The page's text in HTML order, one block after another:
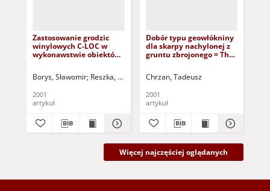
Zastosowanie grodzic
winylowych C-LOC w
wykonawstwie obiektów
sheet piles use in the
objects
Borys, Sławomir Reszka, Tadeusz
2001
artykuł
Dobór typu geowłókniny
dla skarpy nachylonej z
gruntu zbrojonego = The
with reinforcement
Chrzan, Tadeusz
2001
artykuł
Więcej najczęściej oglądanych